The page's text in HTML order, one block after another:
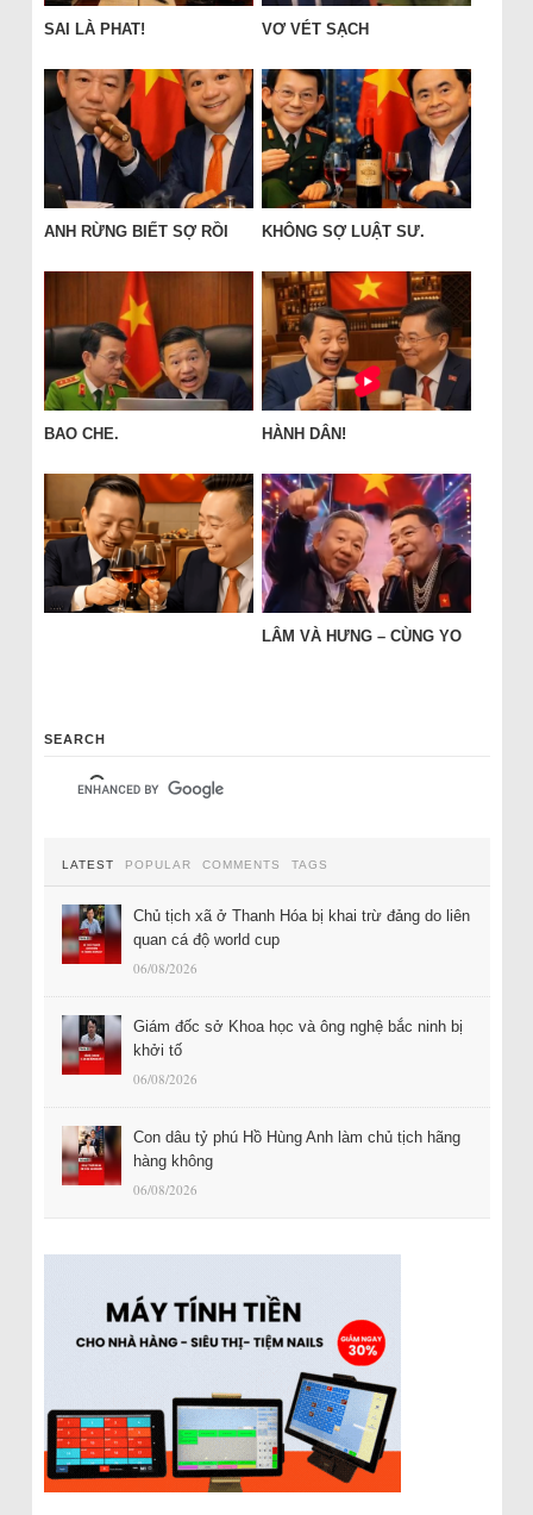
SAI LÀ PHAT! VƠ VÉT SẠCH
ANH RỪNG BIẾT SỢ RỒI KHÔNG SỢ LUẬT SƯ.
BAO CHE. HÀNH DÂN!
LÂM VÀ HƯNG – CÙNG YO
SEARCH
LATEST POPULAR COMMENTS TAGS
Chủ tịch xã ở Thanh Hóa bị khai trừ đảng do liên
quan cá độ world cup
06/08/2026
Giám đốc sở Khoa học và ông nghệ bắc ninh bị
khởi tố
06/08/2026
Con dâu tỷ phú Hồ Hùng Anh làm chủ tịch hãng
hàng không
06/08/2026